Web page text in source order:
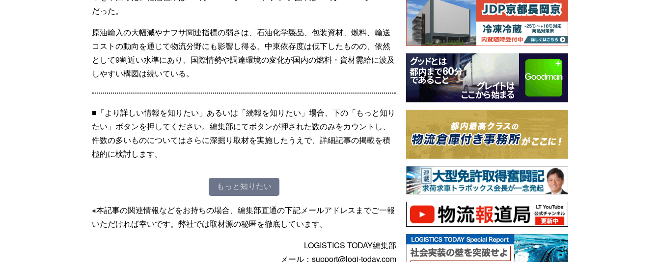
だった。
原油輸入の大幅減やナフサ関連指標の弱さは、石油化学製品、包装資材、燃料、輸送
コストの動向を通じて物流分野にも影響し得る。中東依存度は低下したものの、依然
として9割近い水準にあり、国際情勢や調達環境の変化が国内の燃料・資材需給に波及
しやすい構図は続いている。
■「より詳しい情報を知りたい」あるいは「続報を知りたい」場合、下の「もっと知り
たい」ボタンを押してください。編集部にてボタンが押された数のみをカウントし、
件数の多いものについてはさらに深掘り取材を実施したうえで、詳細記事の掲載を積
極的に検討します。
もっと知りたい
※本記事の関連情報などをお持ちの場合、編集部直通の下記メールアドレスまでご一報
いただければ幸いです。弊社では取材源の秘匿を徹底しています。
LOGISTICS TODAY編集部
メール：support@logi-today.com